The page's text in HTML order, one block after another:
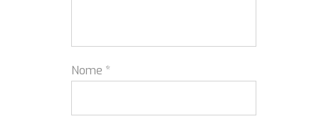
Nome *